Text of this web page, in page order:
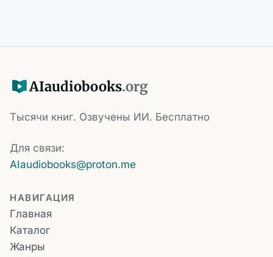
AIaudiobooks.org
Тысячи книг. Озвучены ИИ. Бесплатно
Для связи:
AIaudiobooks@proton.me
НАВИГАЦИЯ
Главная
Каталог
Жанры